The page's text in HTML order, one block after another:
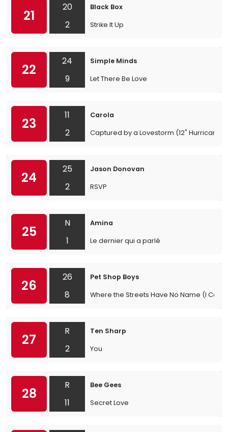
21
20
2
Black Box
Strike It Up
22
24
9
Simple Minds
Let There Be Love
23
11
2
Carola
Captured by a Lovestorm (12" Hurricane
24
25
2
Jason Donovan
RSVP
25
N
1
Amina
Le dernier qui a parlé
26
26
8
Pet Shop Boys
Where the Streets Have No Name (I Can’t
27
R
2
Ten Sharp
You
28
R
11
Bee Gees
Secret Love